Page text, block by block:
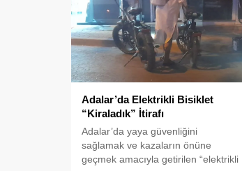
Adalar’da Elektrikli Bisiklet
“Kiraladık” İtirafı
Adalar’da yaya güvenliğini
sağlamak ve kazaların önüne
geçmek amacıyla getirilen “elektrikli